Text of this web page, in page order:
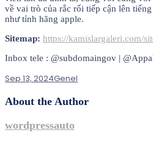
về vai trò của rắc rối tiếp cận lên
như tỉnh hãng apple.
Sitemap: https://kamislargaleri.com/
Inbox tele : @subdomaingov |
Sep 13, 2024Genel
About the Author
wordpressauto